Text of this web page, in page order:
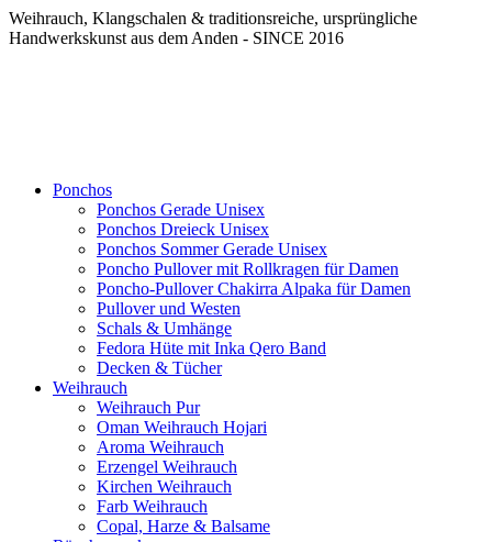
Weihrauch, Klangschalen & traditionsreiche, ursprüngliche
Handwerkskunst aus dem Anden - SINCE 2016
Ponchos
Ponchos Gerade Unisex
Ponchos Dreieck Unisex
Ponchos Sommer Gerade Unisex
Poncho Pullover mit Rollkragen für Damen
Poncho-Pullover Chakirra Alpaka für Damen
Pullover und Westen
Schals & Umhänge
Fedora Hüte mit Inka Qero Band
Decken & Tücher
Weihrauch
Weihrauch Pur
Oman Weihrauch Hojari
Aroma Weihrauch
Erzengel Weihrauch
Kirchen Weihrauch
Farb Weihrauch
Copal, Harze & Balsame